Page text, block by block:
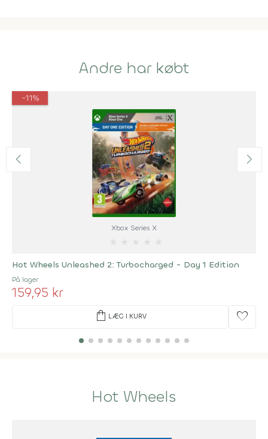
Andre har købt
-11%
Xbox Series X
Hot Wheels Unleashed 2: Turbocharged - Day 1 Edition
På lager
159,95 kr
shopping_bag LÆG I KURV favorite
Hot Wheels